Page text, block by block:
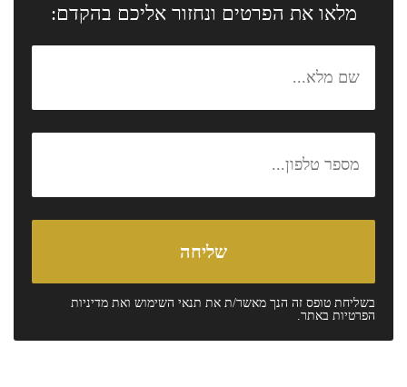
מלאו את הפרטים ונחזור אליכם בהקדם:
בשליחת טופס זה הנך מאשר/ת את תנאי השימוש ואת מדיניות
הפרטיות באתר.